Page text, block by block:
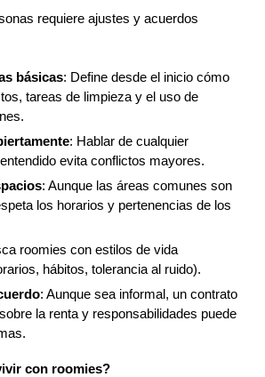
requiere ajustes y acuerdos
básicas: Define desde el inicio cómo
tareas de limpieza y el uso de
: Hablar de cualquier
evita conflictos mayores.
: Aunque las áreas comunes son
los horarios y pertenencias de los
roomies con estilos de vida
hábitos, tolerancia al ruido).
: Aunque sea informal, un contrato
la renta y responsabilidades puede
con roomies?